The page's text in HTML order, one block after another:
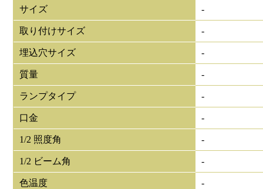
サイズ -
取り付けサイズ -
埋込穴サイズ -
質量 -
ランプタイプ -
口金 -
1/2 照度角 -
1/2 ビーム角 -
色温度 -